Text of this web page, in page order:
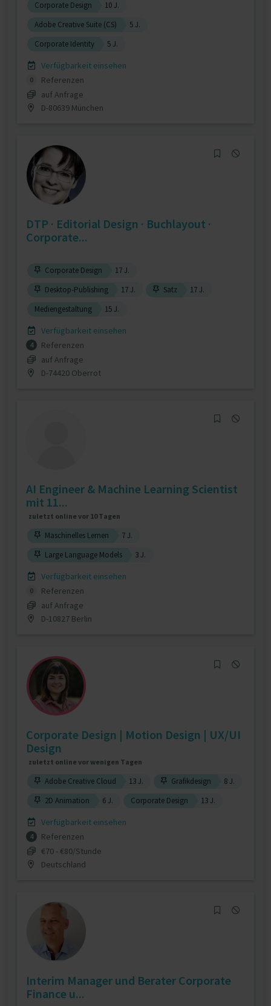
Corporate Design
10 J.
Adobe Creative Suite (CS)
5 J.
Corporate Identity
5 J.
Verfügbarkeit einsehen
0
Referenzen
auf Anfrage
D-80639 München
DTP · Editorial Design · Buchlayout ·
Corporate...
Corporate Design
17 J.
Desktop-Publishing
17 J. Satz
17 J.
Mediengestaltung
15 J.
Verfügbarkeit einsehen
4
Referenzen
auf Anfrage
D-74420 Oberrot
AI Engineer & Machine Learning Scientist
mit 11...
zuletzt online vor 10 Tagen
Maschinelles Lernen
7 J.
Large Language Models
3 J.
Verfügbarkeit einsehen
0
Referenzen
auf Anfrage
D-10827 Berlin
Corporate Design | Motion Design | UX/UI
Design
zuletzt online vor wenigen Tagen
Adobe Creative Cloud 13 J. Grafikdesign
8 J.
2D Animation
6 J. Corporate Design 13 J.
Verfügbarkeit einsehen
4
Referenzen
€70 - €80/Stunde
Deutschland
Interim Manager und Berater Corporate
Finance u...